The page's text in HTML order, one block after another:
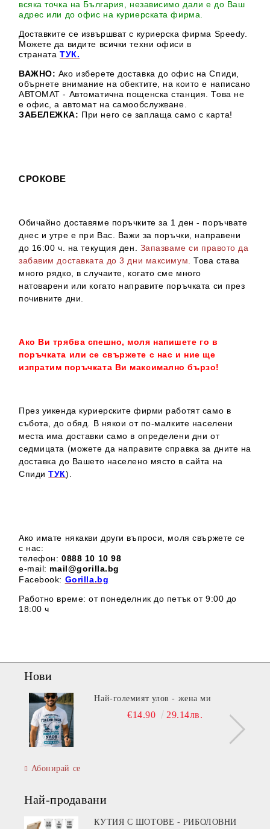
всяка точка на България, независимо дали е до Ваш
адрес или до офис на куриерската фирма.
Доставките се извършват с куриерска фирма Speedy.
Можете да видите всички техни офиси в
страната ТУК.
ВАЖНО: Ако изберете доставка до офис на Спиди,
обърнете внимание на обектите, на които е написано
АВТОМАТ - Автоматична пощенска станция. Това не
е офис, а автомат на самообслужване.
ЗАБЕЛЕЖКА: При него се заплаща само с карта!
СРОКОВЕ
Обичайно доставяме поръчките за 1 ден - поръчвате
днес и утре е при Вас. Важи за поръчки, направени
до 16:00 ч. на текущия ден. Запазваме си правото да
забавим доставката до 3 дни максимум.
Това става
много рядко, в случаите, когато сме много
натоварени или когато направите поръчката си през
почивните дни.
Ако Ви трябва спешно, моля напишете го в
поръчката или се свържете с нас и ние ще
изпратим поръчката Ви максимално бързо!
През уикенда куриерските фирми работят само в
събота, до обяд. В някои от по-малките населени
места има доставки само в определени дни от
седмицата (можете да направите справка за дните на
доставка до Вашето населено място в сайта на
СпидиТУК).
Ако имате някакви други въпроси, моля свържете се
с нас:
телефон:0888 10 10 98
e-mail: mail@gorilla.bg
Facebook: Gorilla.bg
Работно време: от понеделник до петък от 9:00 до
18:00 ч
Нови
Най-големият улов - жена ми
€14.90 29.14лв.
Абонирай се
Най-продавани
КУТИЯ С ШОТОВЕ - РИБОЛОВНИ